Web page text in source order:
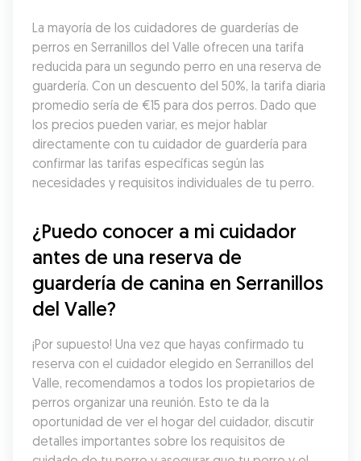
La mayoría de los cuidadores de guarderías de
perros en Serranillos del Valle ofrecen una tarifa
reducida para un segundo perro en una reserva de
guardería. Con un descuento del 50%, la tarifa diaria
promedio sería de €15 para dos perros. Dado que
los precios pueden variar, es mejor hablar
directamente con tu cuidador de guardería para
confirmar las tarifas específicas según las
necesidades y requisitos individuales de tu perro.
¿Puedo conocer a mi cuidador
antes de una reserva de
guardería de canina en Serranillos
del Valle?
¡Por supuesto! Una vez que hayas confirmado tu
reserva con el cuidador elegido en Serranillos del
Valle, recomendamos a todos los propietarios de
perros organizar una reunión. Esto te da la
oportunidad de ver el hogar del cuidador, discutir
detalles importantes sobre los requisitos de